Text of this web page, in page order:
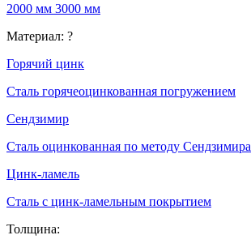
2000 мм 3000 мм
Материал: ?
Горячий цинк
Сталь горячеоцинкованная погружением
Сендзимир
Сталь оцинкованная по методу Сендзимира
Цинк-ламель
Сталь с цинк-ламельным покрытием
Толщина: